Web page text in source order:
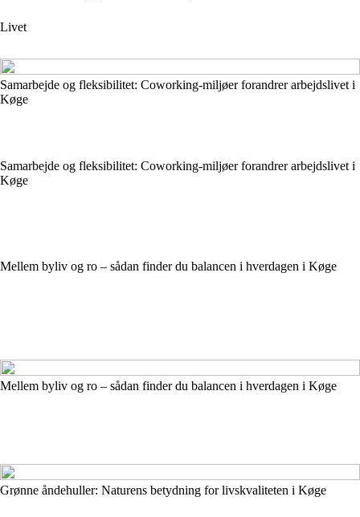
Livet
Samarbejde og fleksibilitet: Coworking-miljøer forandrer arbejdslivet i
Køge
Samarbejde og fleksibilitet: Coworking-miljøer forandrer arbejdslivet i
Køge
Mellem byliv og ro – sådan finder du balancen i hverdagen i Køge
Mellem byliv og ro – sådan finder du balancen i hverdagen i Køge
Grønne åndehuller: Naturens betydning for livskvaliteten i Køge